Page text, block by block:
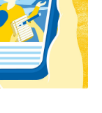
活龍虎斑、乾煎
二吃……小潘一